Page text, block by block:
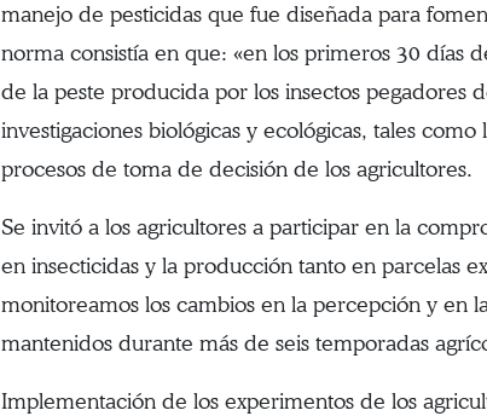
manejo de pesticidas que fue diseñada para
norma consistía en que: «en los primeros 30 días
de la peste producida por los insectos pegadores
investigaciones biológicas y ecológicas, tales
procesos de toma de decisión de los agricultores.
Se invitó a los agricultores a participar en la
en insecticidas y la producción tanto en parcelas
monitoreamos los cambios en la percepción y en
mantenidos durante más de seis temporadas
Implementación de los experimentos de los